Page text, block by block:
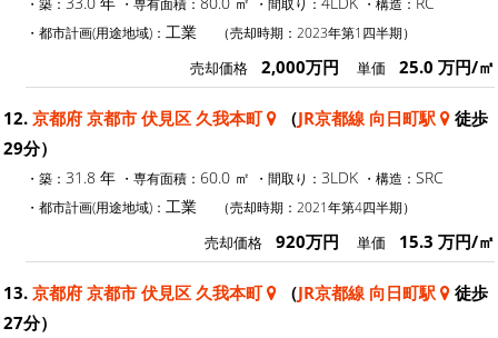
・都市計画(用途地域)： 工業 （売却時期：2023年第1四半期）
売却価格 2,000万円 単価 25.0 万円/㎡
12. 京都府 京都市 伏見区 久我本町 （JR京都線 向日町駅
徒歩
29分）
・築： 31.8 年 ・専有面積： 60.0 ㎡ ・間取り： 3LDK ・構造： SRC
・都市計画(用途地域)： 工業 （売却時期：2021年第4四半期）
売却価格 920万円 単価 15.3 万円/㎡
13. 京都府 京都市 伏見区 久我本町 （JR京都線 向日町駅
徒歩
27分）